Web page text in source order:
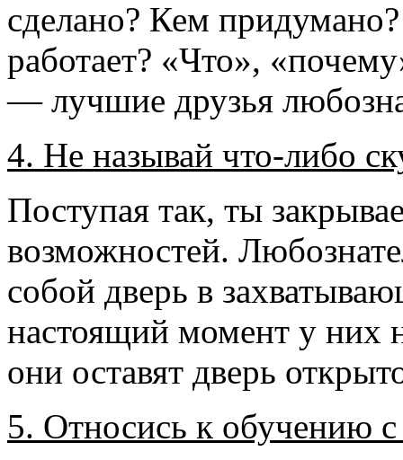
сделано? Кем
работает? «Что»,
— лучшие друзья
4. Не называй что-либо
Поступая так, ты
возможностей.
собой дверь в
настоящий момент у них
они оставят дверь
5. Относись к обучению